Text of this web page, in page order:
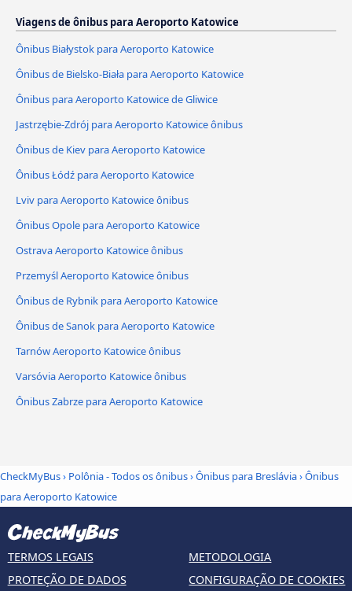
Viagens de ônibus para Aeroporto Katowice
Ônibus Białystok para Aeroporto Katowice
Ônibus de Bielsko-Biała para Aeroporto Katowice
Ônibus para Aeroporto Katowice de Gliwice
Jastrzębie-Zdrój para Aeroporto Katowice ônibus
Ônibus de Kiev para Aeroporto Katowice
Ônibus Łódź para Aeroporto Katowice
Lviv para Aeroporto Katowice ônibus
Ônibus Opole para Aeroporto Katowice
Ostrava Aeroporto Katowice ônibus
Przemyśl Aeroporto Katowice ônibus
Ônibus de Rybnik para Aeroporto Katowice
Ônibus de Sanok para Aeroporto Katowice
Tarnów Aeroporto Katowice ônibus
Varsóvia Aeroporto Katowice ônibus
Ônibus Zabrze para Aeroporto Katowice
CheckMyBus› Polônia - Todos os ônibus›Ônibus para Breslávia›Ônibus
para Aeroporto Katowice
TERMOS LEGAIS
PROTEÇÃO DE DADOS
METODOLOGIA
CONFIGURAÇÃO DE COOKIES